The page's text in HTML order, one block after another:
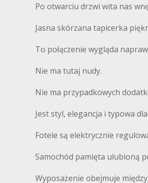
Po otwarciu drzwi wita nas
Jasna skórzana tapicerka
To połączenie wygląda
Nie ma tutaj nudy.
Nie ma przypadkowych
Jest styl, elegancja i typowa
Fotele są elektrycznie
Samochód pamięta ulubioną
Wyposażenie obejmuje